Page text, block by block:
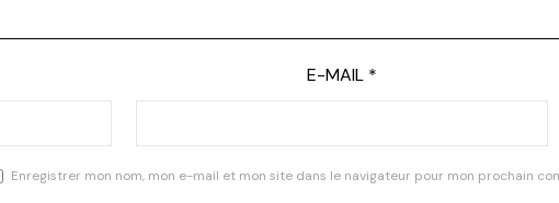
E-MAIL *
Enregistrer mon nom, mon e-mail et mon site dans le navigateur pour mon prochain